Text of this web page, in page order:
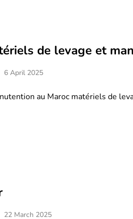
de levage et
6 April 2025
au Maroc matériels de
22 March 2025